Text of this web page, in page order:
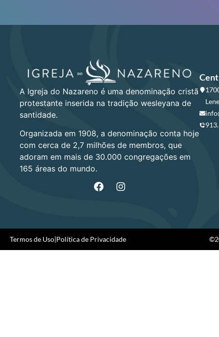
A Igreja do Nazareno é uma denominação cristã
protestante inserida na tradição wesleyana de
santidade.
Organizada em 1908, a denominação conta hoje
com cerca de 2,7 milhões de membros, que
adoram em mais de 30.000 congregações em
165 áreas do mundo.
Termos de Uso|Política de Privacidade